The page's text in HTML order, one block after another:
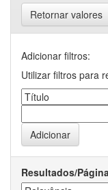
Retornar valores
Adicionar filtros:
Utilizar filtros para
Resultados/